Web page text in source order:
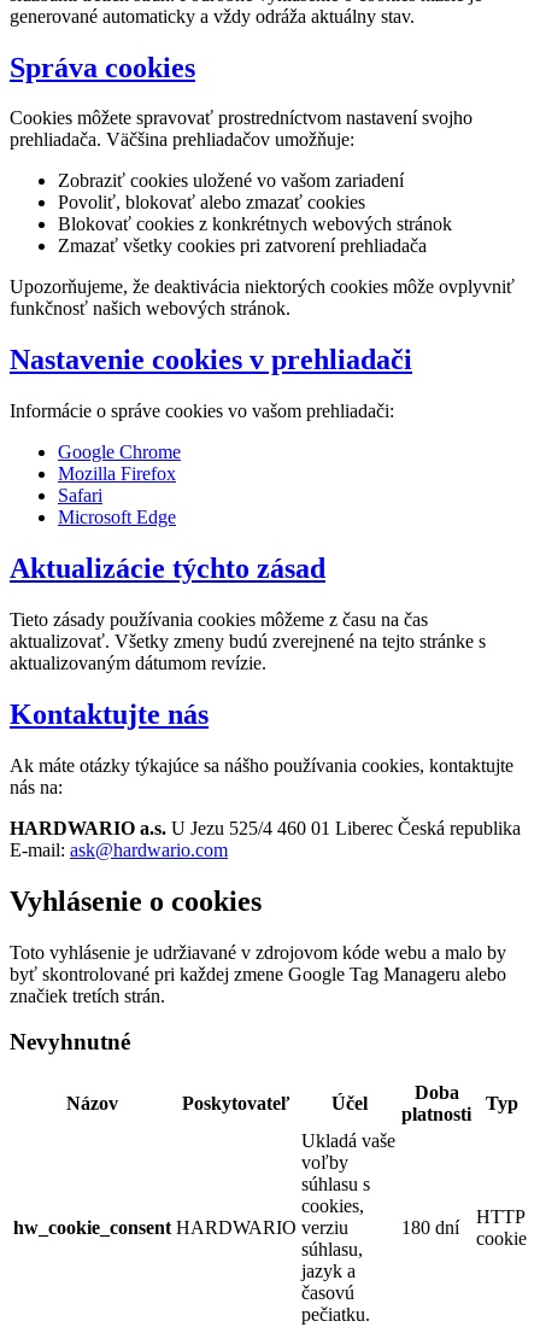
generované automaticky a vždy odráža aktuálny stav.
Správa cookies
Cookies môžete spravovať prostredníctvom nastavení svojho
prehliadača. Väčšina prehliadačov umožňuje:
Zobraziť cookies uložené vo vašom zariadení
Povoliť, blokovať alebo zmazať cookies
Blokovať cookies z konkrétnych webových stránok
Zmazať všetky cookies pri zatvorení prehliadača
Upozorňujeme, že deaktivácia niektorých cookies môže ovplyvniť
funkčnosť našich webových stránok.
Nastavenie cookies v prehliadači
Informácie o správe cookies vo vašom prehliadači:
Google Chrome
Mozilla Firefox
Safari
Microsoft Edge
Aktualizácie týchto zásad
Tieto zásady používania cookies môžeme z času na čas
aktualizovať. Všetky zmeny budú zverejnené na tejto stránke s
aktualizovaným dátumom revízie.
Kontaktujte nás
Ak máte otázky týkajúce sa nášho používania cookies, kontaktujte
nás na:
HARDWARIO a.s. U Jezu 525/4 460 01 Liberec Česká republika
E-mail: ask@hardwario.com
Vyhlásenie o cookies
Toto vyhlásenie je udržiavané v zdrojovom kóde webu a malo by
byť skontrolované pri každej zmene Google Tag Manageru alebo
značiek tretích strán.
Nevyhnutné
Názov Poskytovateľ Účel
Doba
platnosti
Typ
hw_cookie_consent HARDWARIO
Ukladá vaše
voľby
súhlasu s
cookies,
verziu
súhlasu,
jazyk a
časovú
pečiatku.
180 dní
HTTP
cookie